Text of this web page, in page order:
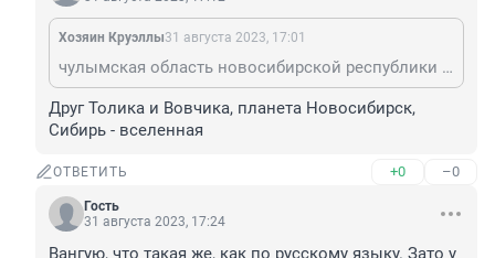
Хозяин Круэллы31 августа 2023, 17:01
чулымская область новосибирской республики планеты сибирь
Друг Толика и Вовчика, планета Новосибирск,
Сибирь - вселенная
ОТВЕТИТЬ +0 –0
Гость
31 августа 2023, 17:24
Вангую, что такая же, как по русскому языку. Зато у